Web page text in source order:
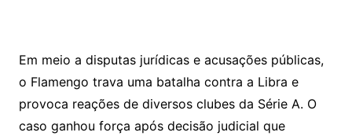
Em meio a disputas jurídicas e acusações públicas,
o Flamengo trava uma batalha contra a Libra e
provoca reações de diversos clubes da Série A. O
caso ganhou força após decisão judicial que